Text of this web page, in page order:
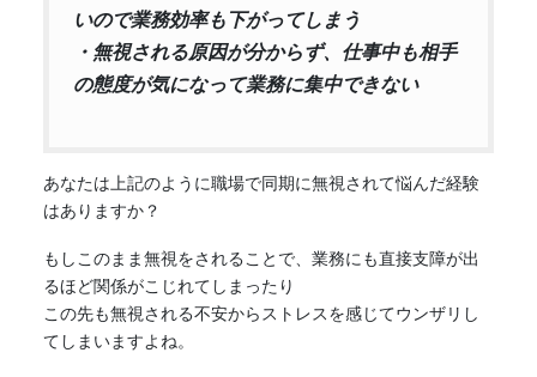
いので業務効率も下がってしまう
・無視される原因が分からず、仕事中も相手
の態度が気になって業務に集中できない
あなたは上記のように職場で同期に無視されて悩んだ経験
はありますか？
もしこのまま無視をされることで、業務にも直接支障が出
るほど関係がこじれてしまったり
この先も無視される不安からストレスを感じてウンザリし
てしまいますよね。